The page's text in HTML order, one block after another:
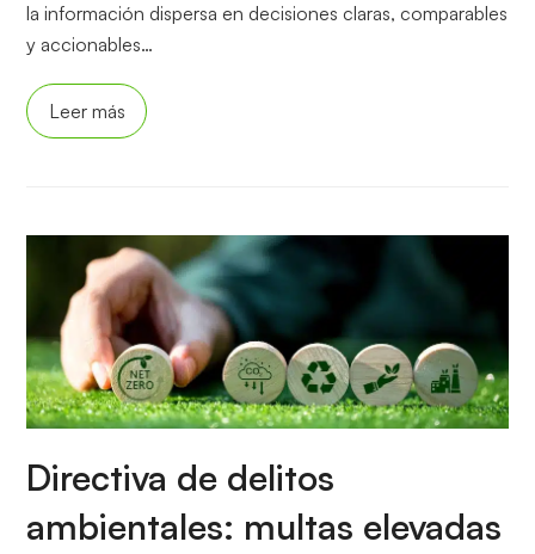
la información dispersa en decisiones claras, comparables
y accionables…
Leer más
Directiva de delitos
ambientales: multas elevadas